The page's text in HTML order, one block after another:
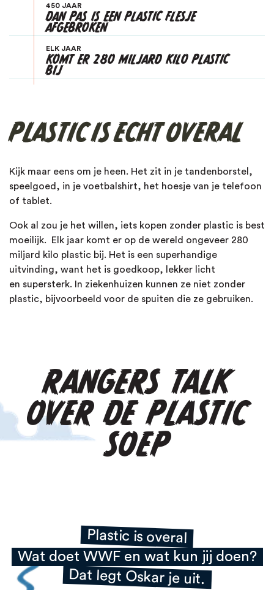
450 JAAR
DAN PAS IS EEN PLASTIC FLESJE
AFGEBROKEN
ELK JAAR
KOMT ER 280 MILJARD KILO PLASTIC
BIJ
PLASTIC IS ECHT OVERAL
Kijk maar eens om je heen. Het zit in je tandenborstel,
speelgoed, in je voetbalshirt, het hoesje van je telefoon
of tablet.
Ook al zou je het willen, iets kopen zonder plastic is best
moeilijk.
Elk jaar komt er op de wereld ongeveer 280
miljard kilo plastic bij. Het is een superhandige
uitvinding, want het is goedkoop, lekker licht
en supersterk. In ziekenhuizen kunnen ze niet zonder
plastic, bijvoorbeeld voor de spuiten die ze gebruiken.
RANGERS TALK
OVER DE PLASTIC
SOEP
Plastic is overal
Wat doet WWF en wat kun jij doen?
Dat legt Oskar je uit.
Rode panda
Schubdier
Sneeuwluipaard
Zeeschildpad